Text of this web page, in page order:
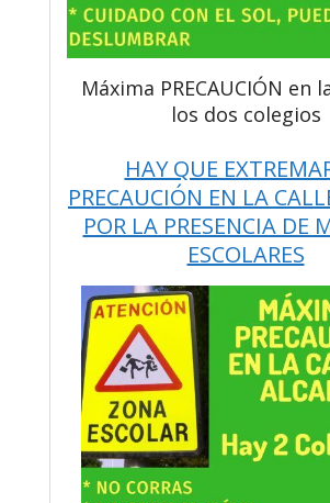
Máxima PRECAUCIÓN en
los dos colegios
HAY QUE
PRECAUCIÓN EN LA
POR LA PRESENCIA DE
ESCOLARES